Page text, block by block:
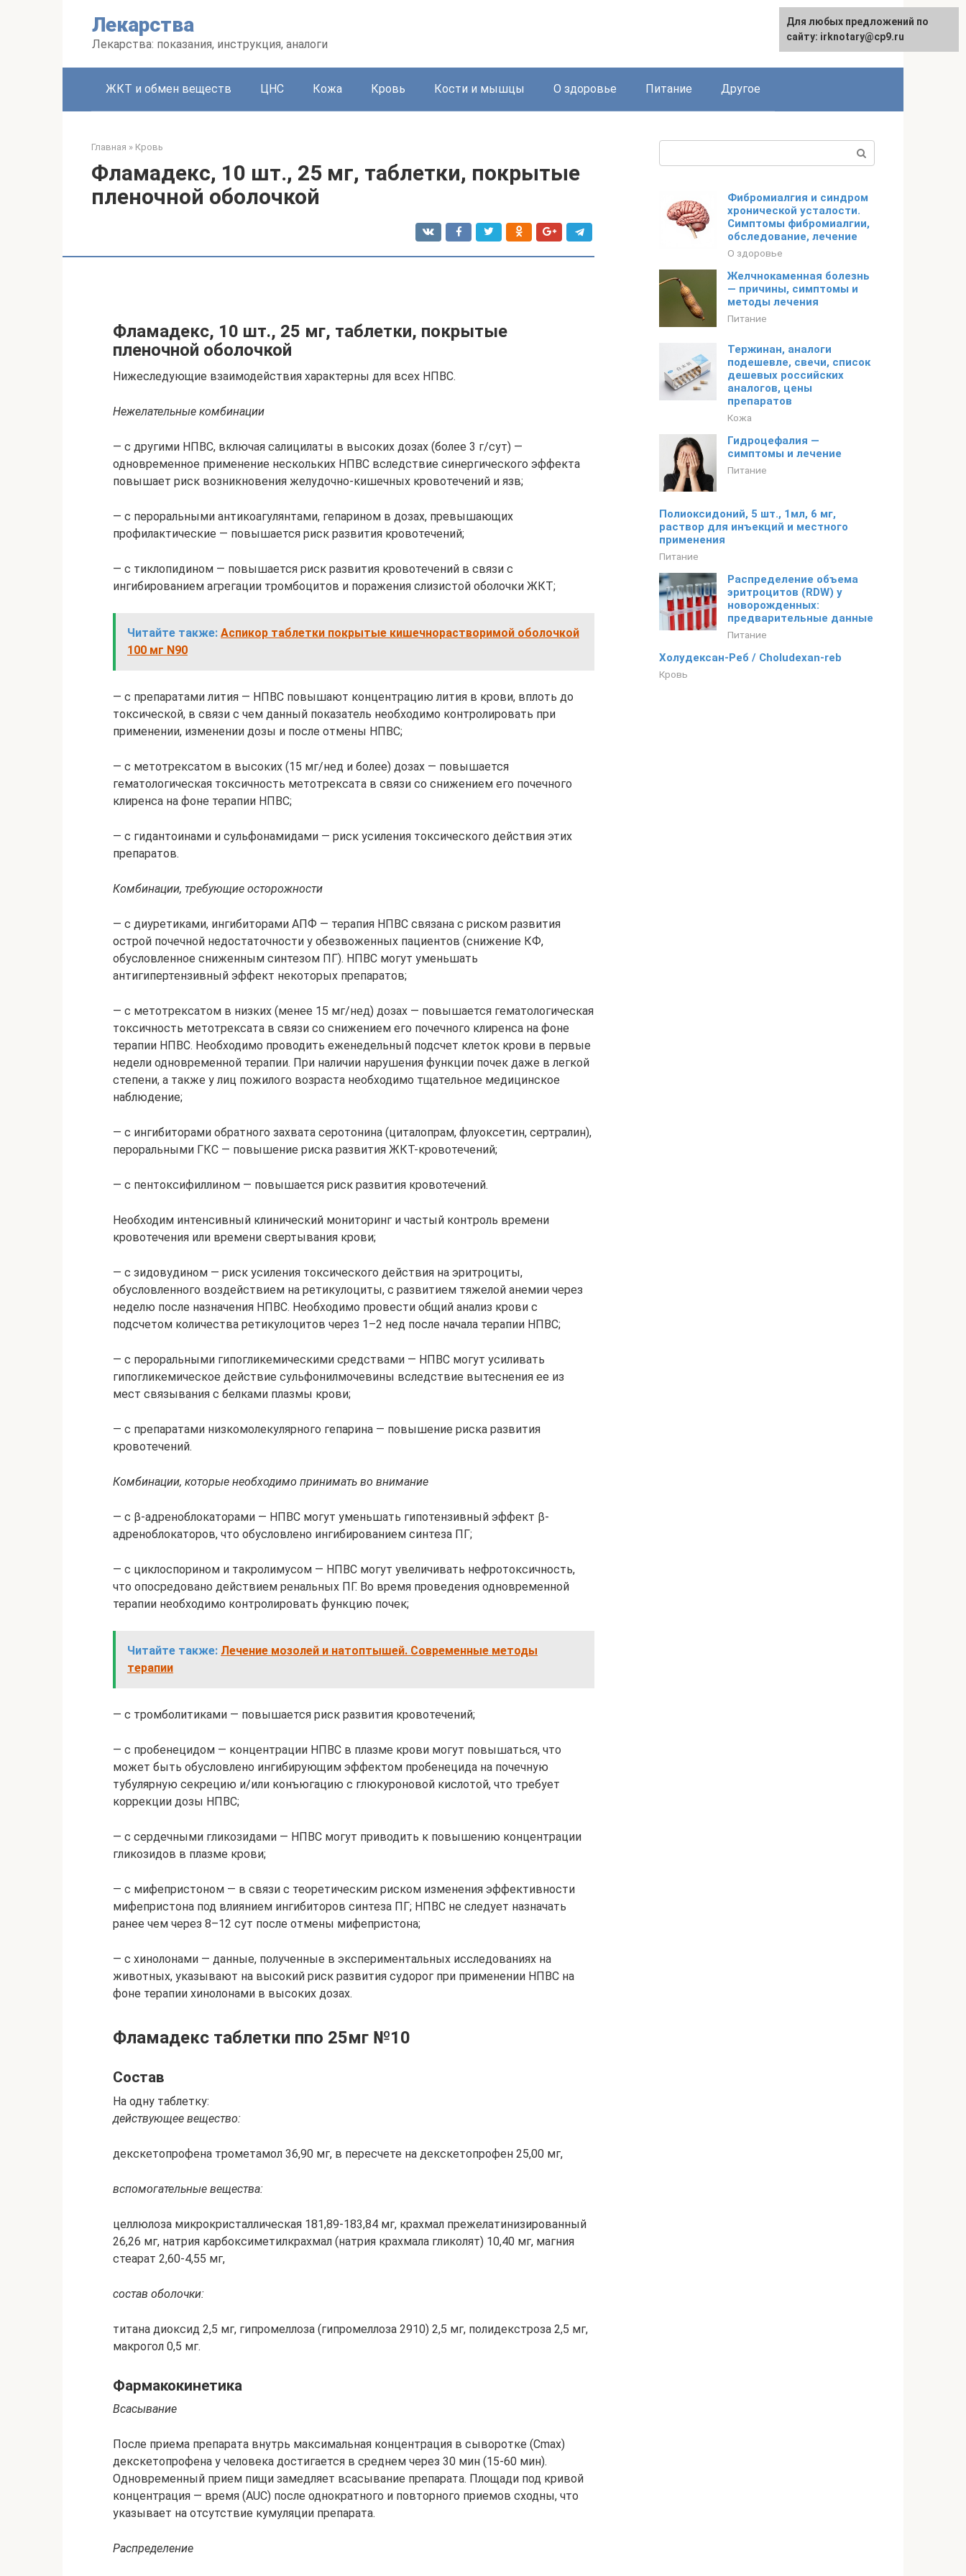
Лекарства
Лекарства: показания, инструкция, аналоги
ЖКТ и обмен веществ ЦНС Кожа Кровь Кости и мышцы О здоровье Питание Другое
Главная » Кровь
Фламадекс, 10 шт., 25 мг, таблетки, покрытые
пленочной оболочкой
Фламадекс, 10 шт., 25 мг, таблетки, покрытые
пленочной оболочкой
Нижеследующие взаимодействия характерны для всех НПВС.
Нежелательные комбинации
— с другими НПВС, включая салицилаты в высоких дозах (более 3 г/сут) —
одновременное применение нескольких НПВС вследствие синергического эффекта
повышает риск возникновения желудочно-кишечных кровотечений и язв;
— с пероральными антикоагулянтами, гепарином в дозах, превышающих
профилактические — повышается риск развития кровотечений;
— с тиклопидином — повышается риск развития кровотечений в связи с
ингибированием агрегации тромбоцитов и поражения слизистой оболочки ЖКТ;
Читайте также: Аспикор таблетки покрытые кишечнорастворимой оболочкой
100 мг N90
— с препаратами лития — НПВС повышают концентрацию лития в крови, вплоть до
токсической, в связи с чем данный показатель необходимо контролировать при
применении, изменении дозы и после отмены НПВС;
— с метотрексатом в высоких (15 мг/нед и более) дозах — повышается
гематологическая токсичность метотрексата в связи со снижением его почечного
клиренса на фоне терапии НПВС;
— с гидантоинами и сульфонамидами — риск усиления токсического действия этих
препаратов.
Комбинации, требующие осторожности
— с диуретиками, ингибиторами АПФ — терапия НПВС связана с риском развития
острой почечной недостаточности у обезвоженных пациентов (снижение КФ,
обусловленное сниженным синтезом ПГ). НПВС могут уменьшать
антигипертензивный эффект некоторых препаратов;
— с метотрексатом в низких (менее 15 мг/нед) дозах — повышается гематологическая
токсичность метотрексата в связи со снижением его почечного клиренса на фоне
терапии НПВС. Необходимо проводить еженедельный подсчет клеток крови в первые
недели одновременной терапии. При наличии нарушения функции почек даже в легкой
степени, а также у лиц пожилого возраста необходимо тщательное медицинское
наблюдение;
— с ингибиторами обратного захвата серотонина (циталопрам, флуоксетин, сертралин),
пероральными ГКС — повышение риска развития ЖКТ-кровотечений;
— с пентоксифиллином — повышается риск развития кровотечений.
Необходим интенсивный клинический мониторинг и частый контроль времени
кровотечения или времени свертывания крови;
— с зидовудином — риск усиления токсического действия на эритроциты,
обусловленного воздействием на ретикулоциты, с развитием тяжелой анемии через
неделю после назначения НПВС. Необходимо провести общий анализ крови с
подсчетом количества ретикулоцитов через 1–2 нед после начала терапии НПВС;
— с пероральными гипогликемическими средствами — НПВС могут усиливать
гипогликемическое действие сульфонилмочевины вследствие вытеснения ее из
мест связывания с белками плазмы крови;
— с препаратами низкомолекулярного гепарина — повышение риска развития
кровотечений.
Комбинации, которые необходимо принимать во внимание
— с β-адреноблокаторами — НПВС могут уменьшать гипотензивный эффект β-
адреноблокаторов, что обусловлено ингибированием синтеза ПГ;
— с циклоспорином и такролимусом — НПВС могут увеличивать нефротоксичность,
что опосредовано действием ренальных ПГ. Во время проведения одновременной
терапии необходимо контролировать функцию почек;
Читайте также: Лечение мозолей и натоптышей. Современные методы
терапии
— с тромболитиками — повышается риск развития кровотечений;
— с пробенецидом — концентрации НПВС в плазме крови могут повышаться, что
может быть обусловлено ингибирующим эффектом пробенецида на почечную
тубулярную секрецию и/или конъюгацию с глюкуроновой кислотой, что требует
коррекции дозы НПВС;
— с сердечными гликозидами — НПВС могут приводить к повышению концентрации
гликозидов в плазме крови;
— с мифепристоном — в связи с теоретическим риском изменения эффективности
мифепристона под влиянием ингибиторов синтеза ПГ; НПВС не следует назначать
ранее чем через 8–12 сут после отмены мифепристона;
— с хинолонами — данные, полученные в экспериментальных исследованиях на
животных, указывают на высокий риск развития судорог при применении НПВС на
фоне терапии хинолонами в высоких дозах.
Фламадекс таблетки ппо 25мг №10
Состав
На одну таблетку:
действующее вещество:
декскетопрофена трометамол 36,90 мг, в пересчете на декскетопрофен 25,00 мг,
вспомогательные вещества:
целлюлоза микрокристаллическая 181,89-183,84 мг, крахмал прежелатинизированный
26,26 мг, натрия карбоксиметилкрахмал (натрия крахмала гликолят) 10,40 мг, магния
стеарат 2,60-4,55 мг,
состав оболочки:
титана диоксид 2,5 мг, гипромеллоза (гипромеллоза 2910) 2,5 мг, полидекстроза 2,5 мг,
макрогол 0,5 мг.
Фармакокинетика
Всасывание
После приема препарата внутрь максимальная концентрация в сыворотке (Cmax)
декскетопрофена у человека достигается в среднем через 30 мин (15-60 мин).
Одновременный прием пищи замедляет всасывание препарата. Площади под кривой
концентрация — время (AUC) после однократного и повторного приемов сходны, что
указывает на отсутствие кумуляции препарата.
Распределение
Фибромиалгия и синдром
хронической усталости.
Симптомы фибромиалгии,
обследование, лечение
О здоровье
Желчнокаменная болезнь
— причины, симптомы и
методы лечения
Питание
Тержинан, аналоги
подешевле, свечи, список
дешевых российских
аналогов, цены
препаратов
Кожа
Гидроцефалия —
симптомы и лечение
Питание
Полиоксидоний, 5 шт., 1мл, 6 мг,
раствор для инъекций и местного
применения
Питание
Распределение объема
эритроцитов (RDW) у
новорожденных:
предварительные данные
Питание
Холудексан-Реб / Choludexan-reb
Кровь
Для любых предложений по
сайту: irknotary@cp9.ru